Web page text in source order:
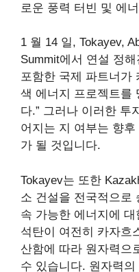
로운 풍력 터빈 및 에
1 월 14 일, Tokayev,
Summit에서 연설 정해
포함한 국제 파트너가
색 에너지 프로젝트를
다.” 그러나 이러한 투
어지는 지 여부는 향
가 될 것입니다.
Tokayev는 또한
소 건설을 전국적으로
속 가능한 에너지에
석탄이 여전히 카자흐
산함에 따라 원자력으
수 있습니다. 원자력